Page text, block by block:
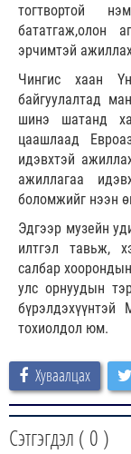
тогтвортой
бататгаж,олон
эрчимтэй
Чингис хаан
байгуулалтад
шинэ шатанд
цаашлаад
идэвхтэй
ажиллагаа
боломжийг нээн
Эдгээр музейн
илтгэл тавьж,
салбар
улс орнуудын
тохиолдол юм.
Хуваалцах
Сэтгэгдэл ( 0 )